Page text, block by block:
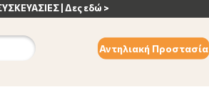
| Δες εδώ >
Αντηλιακή Προστασία